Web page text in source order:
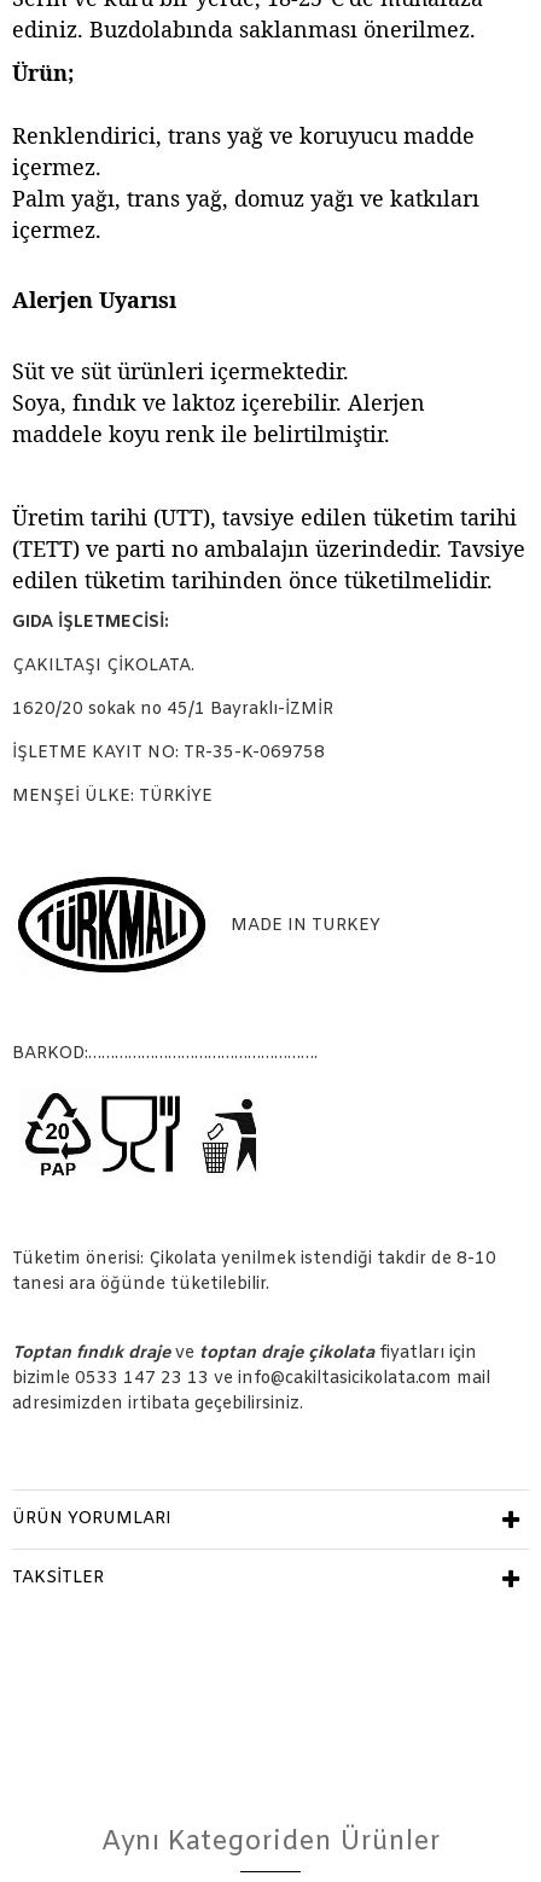
ediniz. Buzdolabında saklanması önerilmez.
Ürün;
Renklendirici, trans yağ ve koruyucu madde
içermez.
Palm yağı, trans yağ, domuz yağı ve katkıları
içermez.
Alerjen Uyarısı
Süt ve süt ürünleri içermektedir.
Soya, fındık ve laktoz içerebilir. Alerjen
maddele koyu renk ile belirtilmiştir.
Üretim tarihi (UTT), tavsiye edilen tüketim tarihi
(TETT) ve parti no ambalajın üzerindedir. Tavsiye
edilen tüketim tarihinden önce tüketilmelidir.
GIDA İŞLETMECİSİ:
ÇAKILTAŞI ÇİKOLATA.
1620/20 sokak no 45/1 Bayraklı-İZMİR
İŞLETME KAYIT NO: TR-35-K-069758
MENŞEİ ÜLKE: TÜRKİYE
MADE IN TURKEY
BARKOD:…………………………………………….
Tüketim önerisi: Çikolata yenilmek istendiği takdir de 8-10
tanesi ara öğünde tüketilebilir.
Toptan fındık drajeve toptan draje çikolatafiyatları için
bizimle 0533 147 23 13 ve info@cakiltasicikolata.com mail
adresimizden irtibata geçebilirsiniz.
ÜRÜN YORUMLARI
TAKSITLER
Aynı Kategoriden Ürünler